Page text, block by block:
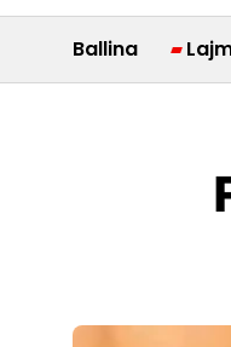
Ballina